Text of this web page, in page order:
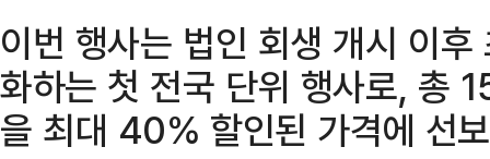
이번 행사는 법인 회생 개시 이
화하는 첫 전국 단위 행사로, 총
을 최대 40% 할인된 가격에 선